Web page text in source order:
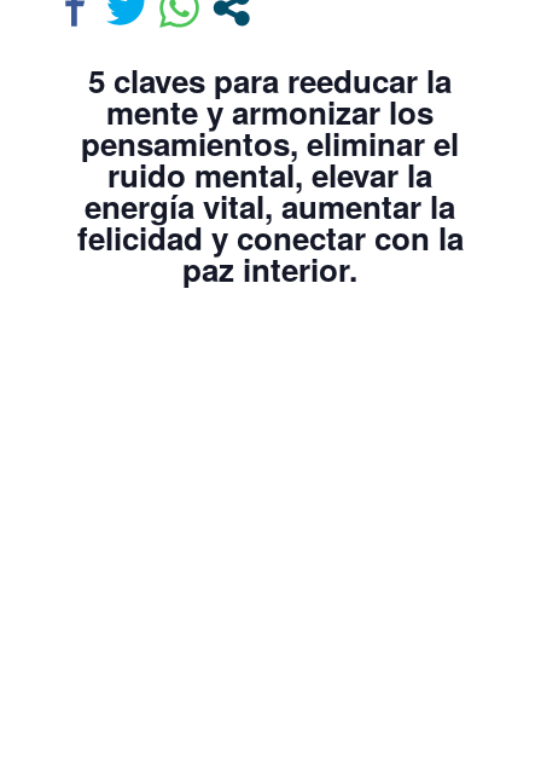
5 claves para reeducar la
mente y armonizar los
pensamientos, eliminar el
ruido mental, elevar la
energía vital, aumentar la
felicidad y conectar con la
paz interior.